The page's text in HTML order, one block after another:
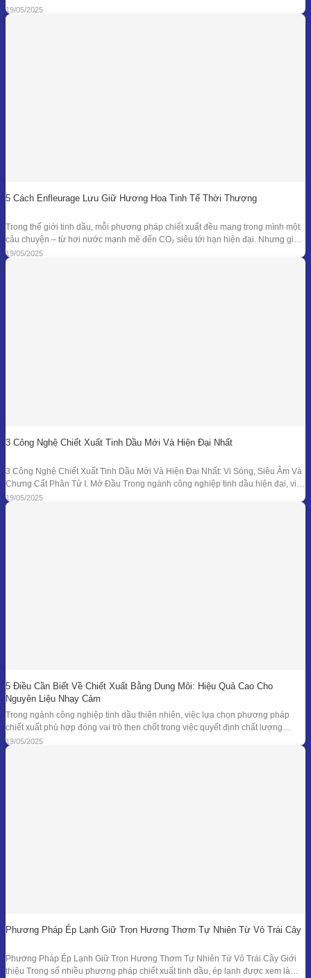
càng đồi hỏi cao về độ tinh khiết, tính an toàn và hiệu quả sinh học, phương
pháp chiết xuất bằng CO₂ siêu tới
19/05/2025
5 Cách Enfleurage Lưu Giữ Hương Hoa Tinh Tế Thời Thượng
Trong thế giới tinh dầu, mỗi phương pháp chiết xuất đều mang trong mình một
câu chuyện – từ hơi nước mạnh mẽ đến CO₂ siêu tới hạn hiện đại. Nhưng giữa
dòng chảy công nghệ ấy, enfleurage – một kỹ thuật cổ xưa và tinh tế – vẫn tồn
tại như một biểu tượng
19/05/2025
3 Công Nghệ Chiết Xuất Tinh Dầu Mới Và Hiện Đại Nhất
3 Công Nghệ Chiết Xuất Tinh Dầu Mới Và Hiện Đại Nhất: Vi Sóng, Siêu Âm Và
Chưng Cất Phân Tử I. Mở Đầu Trong ngành công nghiệp tinh dầu hiện đại, việc
tối ưu hóa hiệu suất chiết xuất, giữ nguyên hương thơm và hoạt chất trị liệu là
mục tiêu hàng đầu. Bên
19/05/2025
5 Điều Cần Biết Về Chiết Xuất Bằng Dung Môi: Hiệu Quả Cao Cho
Nguyên Liệu Nhạy Cảm
Trong ngành công nghiệp tinh dầu thiên nhiên, việc lựa chọn phương pháp
chiết xuất phù hợp đóng vai trò then chốt trong việc quyết định chất lượng
thành phẩm – đặc biệt là đối với những loại nguyên liệu cao cấp và nhạy cảm.
Khi các phương pháp truyền thống như chưng cất lôi
19/05/2025
Phương Pháp Ép Lạnh Giữ Trọn Hương Thơm Tự Nhiên Từ Vỏ Trái Cây
Phương Pháp Ép Lạnh Giữ Trọn Hương Thơm Tự Nhiên Từ Vỏ Trái Cây Giới
thiệu Trong số nhiều phương pháp chiết xuất tinh dầu, ép lạnh được xem là